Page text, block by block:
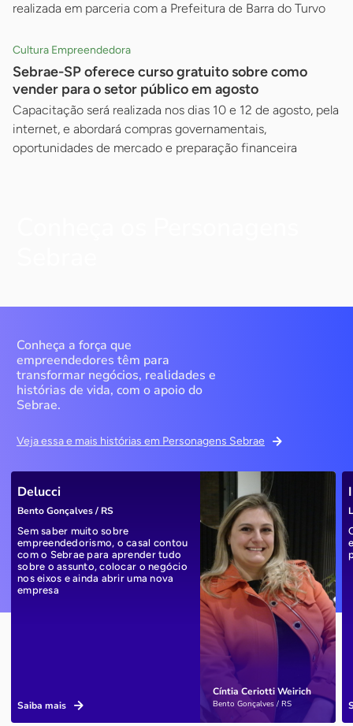
realizada em parceria com a Prefeitura de Barra do Turvo
Cultura Empreendedora
Sebrae-SP oferece curso gratuito sobre como
vender para o setor público em agosto
Capacitação será realizada nos dias 10 e 12 de agosto, pela
internet, e abordará compras governamentais,
oportunidades de mercado e preparação financeira
Conheça a força que
empreendedores têm para
transformar negócios, realidades e
histórias de vida, com o apoio do
Sebrae.
Veja essa e mais histórias em Personagens Sebrae
Cíntia Ceriotti Weirich
Bento Gonçalves / RS
Delucci
Bento Gonçalves / RS
Sem saber muito sobre
empreendedorismo, o casal contou
com o Sebrae para aprender tudo
sobre o assunto, colocar o negócio
nos eixos e ainda abrir uma nova
empresa
Saiba mais